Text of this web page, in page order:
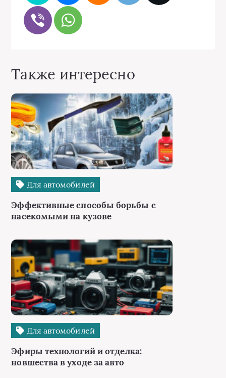
Также интересно
Для автомобилей
Эффективные способы борьбы с
насекомыми на кузове
Для автомобилей
Эфиры технологий и отделка:
новшества в уходе за авто